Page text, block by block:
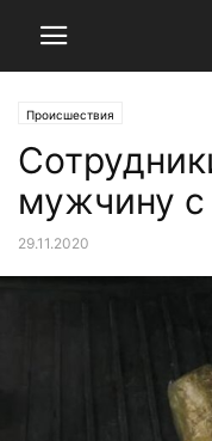
Происшествия
мужчину
29.11.2020